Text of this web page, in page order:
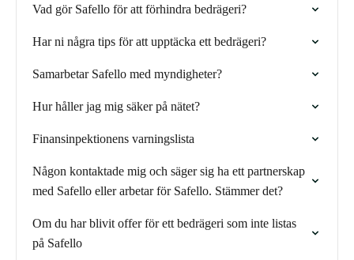
Vad gör Safello för att förhindra bedrägeri?
Har ni några tips för att upptäcka ett bedrägeri?
Samarbetar Safello med myndigheter?
Hur håller jag mig säker på nätet?
Finansinpektionens varningslista
Någon kontaktade mig och säger sig ha ett partnerskap
med Safello eller arbetar för Safello. Stämmer det?
Om du har blivit offer för ett bedrägeri som inte listas
på Safello